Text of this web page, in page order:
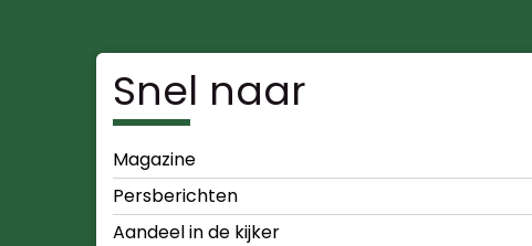
Snel naar
Magazine
Persberichten
Aandeel in de kijker